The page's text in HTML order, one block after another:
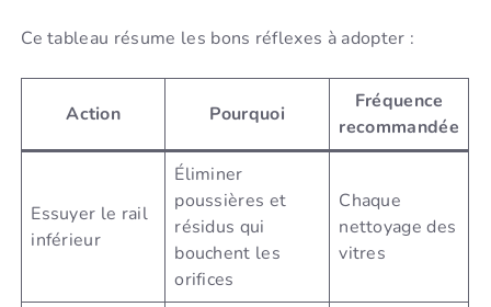
Ce tableau résume les bons réflexes à adopter :
Action Pourquoi
Fréquence
recommandée
Essuyer le rail
inférieur
Éliminer
poussières et
résidus qui
bouchent les
orifices
Chaque
nettoyage des
vitres